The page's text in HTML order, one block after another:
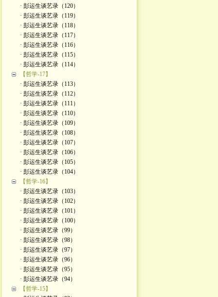
· 彭运生谈艺录（120）
· 彭运生谈艺录（119）
· 彭运生谈艺录（118）
· 彭运生谈艺录（117）
· 彭运生谈艺录（116）
· 彭运生谈艺录（115）
· 彭运生谈艺录（114）
【哲学-17】
· 彭运生谈艺录（113）
· 彭运生谈艺录（112）
· 彭运生谈艺录（111）
· 彭运生谈艺录（110）
· 彭运生谈艺录（109）
· 彭运生谈艺录（108）
· 彭运生谈艺录（107）
· 彭运生谈艺录（106）
· 彭运生谈艺录（105）
· 彭运生谈艺录（104）
【哲学-16】
· 彭运生谈艺录（103）
· 彭运生谈艺录（102）
· 彭运生谈艺录（101）
· 彭运生谈艺录（100）
· 彭运生谈艺录（99）
· 彭运生谈艺录（98）
· 彭运生谈艺录（97）
· 彭运生谈艺录（96）
· 彭运生谈艺录（95）
· 彭运生谈艺录（94）
【哲学-15】